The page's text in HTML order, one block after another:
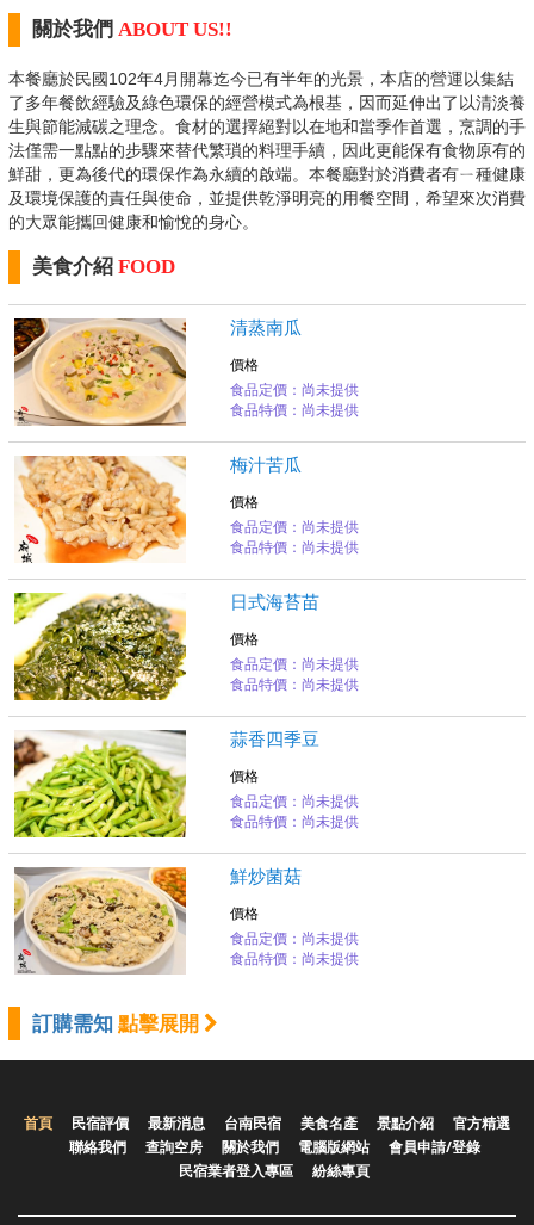
關於我們 ABOUT US!!
本餐廳於民國102年4月開幕迄今已有半年的光景，本店的營運以集結
了多年餐飲經驗及綠色環保的經營模式為根基，因而延伸出了以清淡養
生與節能減碳之理念。食材的選擇絕對以在地和當季作首選，烹調的手
法僅需一點點的步驟來替代繁瑣的料理手續，因此更能保有食物原有的
鮮甜，更為後代的環保作為永續的啟端。本餐廳對於消費者有ㄧ種健康
及環境保護的責任與使命，並提供乾淨明亮的用餐空間，希望來次消費
的大眾能攜回健康和愉悅的身心。
美食介紹 FOOD
清蒸南瓜
價格
食品定價：尚未提供
食品特價：尚未提供
梅汁苦瓜
價格
食品定價：尚未提供
食品特價：尚未提供
日式海苔苗
價格
食品定價：尚未提供
食品特價：尚未提供
蒜香四季豆
價格
食品定價：尚未提供
食品特價：尚未提供
鮮炒菌菇
價格
食品定價：尚未提供
食品特價：尚未提供
訂購需知 點擊展開
首頁 民宿評價 最新消息 台南民宿 美食名產 景點介紹
官方精選
聯絡我們
查詢空房 關於我們 電腦版網站
會員申請/登錄
民宿業者登入專區
紛絲專頁